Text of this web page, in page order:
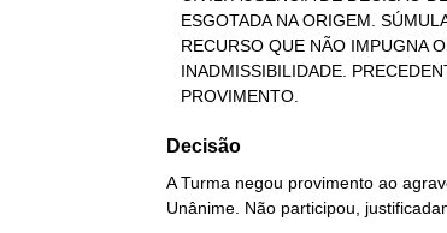
   PROVIMENTO.
Decisão
A Turma negou provimento ao
Unânime. Não participou,